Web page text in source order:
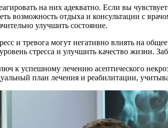
на них адекватно. Если вы
возможность отдыха и консультации с
улучшить состояние.
и тревога могут негативно влиять на
стресса и улучшить качество жизни.
к успешному лечению асептического
план лечения и реабилитации,